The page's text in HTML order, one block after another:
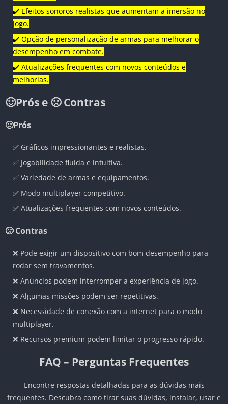
✔️ Efeitos sonoros realistas que aumentam a imersão no
jogo.
✔️ Opção de personalização de armas para melhorar o
desempenho em combate.
✔️ Atualizações frequentes com novos conteúdos e
melhorias.
🙂Prós e 🙁 Contras
🙂Prós
✅ Gráficos impressionantes e realistas.
✅ Jogabilidade fluida e intuitiva.
✅ Variedade de armas e equipamentos.
✅ Modo multiplayer competitivo.
✅ Atualizações frequentes com novos conteúdos.
🙁 Contras
❌ Pode exigir um dispositivo com bom desempenho para
rodar sem travamentos.
❌ Anúncios podem interromper a experiência de jogo.
❌ Algumas missões podem ser repetitivas.
❌ Necessidade de conexão com a internet para o modo
multiplayer.
❌ Recursos premium podem limitar o progresso rápido.
FAQ – Perguntas Frequentes
Encontre respostas detalhadas para as dúvidas mais
frequentes. Descubra como tirar suas dúvidas, instalar, usar e